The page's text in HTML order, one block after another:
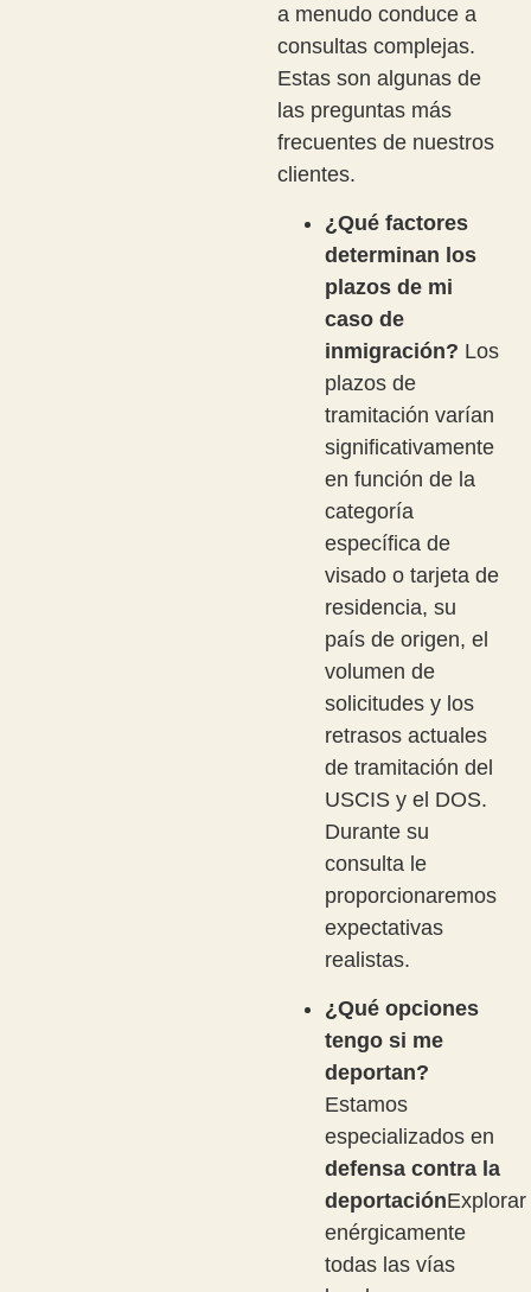
a menudo conduce a
consultas complejas.
Estas son algunas de
las preguntas más
frecuentes de nuestros
clientes.
¿Qué factores
determinan los
plazos de mi
caso de
inmigración? Los
plazos de
tramitación varían
significativamente
en función de la
categoría
específica de
visado o tarjeta de
residencia, su
país de origen, el
volumen de
solicitudes y los
retrasos actuales
de tramitación del
USCIS y el DOS.
Durante su
consulta le
proporcionaremos
expectativas
realistas.
¿Qué opciones
tengo si me
deportan?
Estamos
especializados en
defensa contra la
deportaciónExplorar
enérgicamente
todas las vías